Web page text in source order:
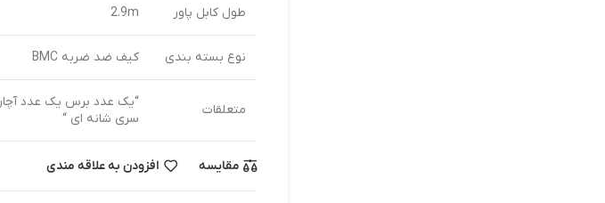
طول کابل پاور 2.9m
نوع بسته بندی کیف ضد ضربه BMC
متعلقات
“یک عدد برس یک عدد
سری شانه ای “
مقایسه افزودن به علاقه مندی